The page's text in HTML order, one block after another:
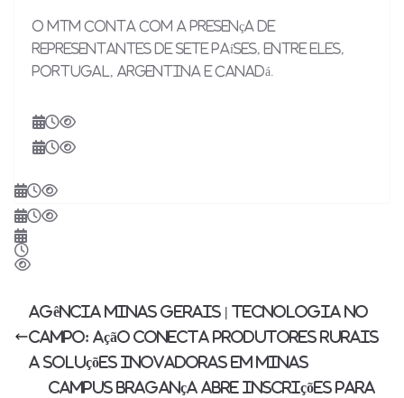
O MTM conta com a presença de
representantes de sete países, entre eles,
Portugal, Argentina e Canadá.
Agência Minas Gerais | Tecnologia no
campo: ação conecta produtores rurais
a soluções inovadoras em Minas
Campus Bragança abre inscrições para